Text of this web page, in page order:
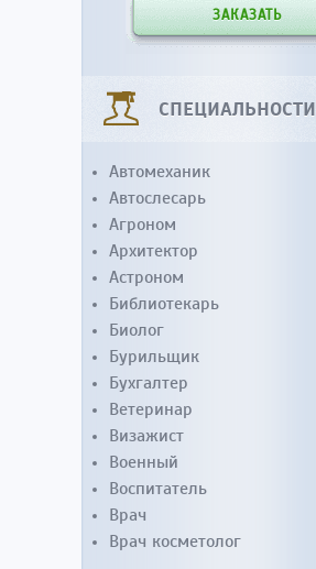
ЗАКАЗАТЬ
СПЕЦИАЛЬНОСТИ
Автомеханик
Автослесарь
Агроном
Архитектор
Астроном
Библиотекарь
Биолог
Бурильщик
Бухгалтер
Ветеринар
Визажист
Военный
Воспитатель
Врач
Врач косметолог